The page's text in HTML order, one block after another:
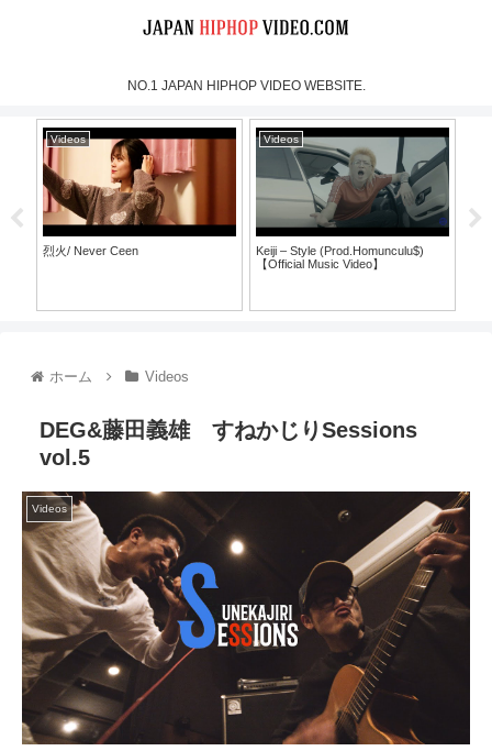
NO.1 JAPAN HIPHOP VIDEO WEBSITE.
Videos
烈火/ Never Ceen
Videos
Keiji – Style (Prod.Homunculu$)
【Official Music Video】
ホーム Videos
DEG&藤田義雄 すねかじりSessions
vol.5
Videos